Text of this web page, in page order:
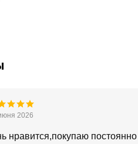
2026
нравится,покупаю постоянно